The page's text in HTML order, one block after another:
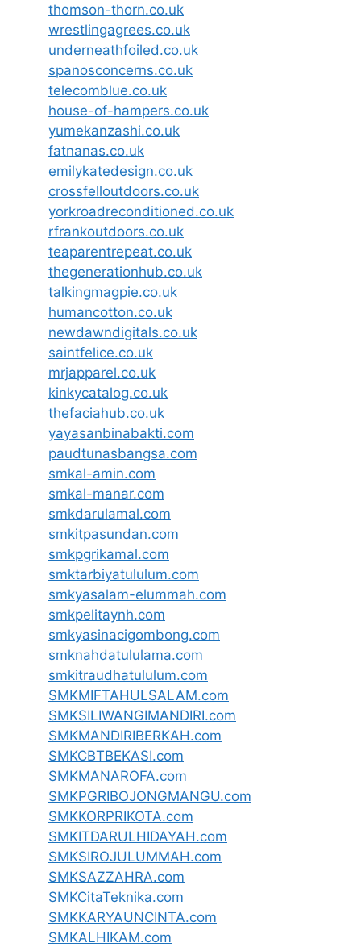
thomson-thorn.co.uk
wrestlingagrees.co.uk
underneathfoiled.co.uk
spanosconcerns.co.uk
telecomblue.co.uk
house-of-hampers.co.uk
yumekanzashi.co.uk
fatnanas.co.uk
emilykatedesign.co.uk
crossfelloutdoors.co.uk
yorkroadreconditioned.co.uk
rfrankoutdoors.co.uk
teaparentrepeat.co.uk
thegenerationhub.co.uk
talkingmagpie.co.uk
humancotton.co.uk
newdawndigitals.co.uk
saintfelice.co.uk
mrjapparel.co.uk
kinkycatalog.co.uk
thefaciahub.co.uk
yayasanbinabakti.com
paudtunasbangsa.com
smkal-amin.com
smkal-manar.com
smkdarulamal.com
smkitpasundan.com
smkpgrikamal.com
smktarbiyatululum.com
smkyasalam-elummah.com
smkpelitaynh.com
smkyasinacigombong.com
smknahdatululama.com
smkitraudhatululum.com
SMKMIFTAHULSALAM.com
SMKSILIWANGIMANDIRI.com
SMKMANDIRIBERKAH.com
SMKCBTBEKASI.com
SMKMANAROFA.com
SMKPGRIBOJONGMANGU.com
SMKKORPRIKOTA.com
SMKITDARULHIDAYAH.com
SMKSIROJULUMMAH.com
SMKSAZZAHRA.com
SMKCitaTeknika.com
SMKKARYAUNCINTA.com
SMKALHIKAM.com